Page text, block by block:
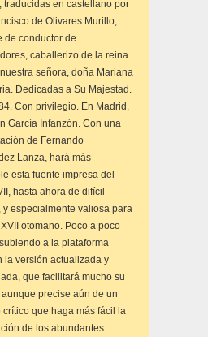
traducidas en castellano por
de Olivares Murillo,
de conductor de
caballerizo de la reina
señora, doña Mariana
Dedicadas a Su Majestad.
Con privilegio. En Madrid,
García Infanzón. Con una
de Fernando
Lanza, hará más
esta fuente impresa del
hasta ahora de difícil
y especialmente valiosa para
otomano. Poco a poco
a la plataforma
la versión actualizada y
que facilitará mucho su
aunque precise aún de un
crítico que haga más fácil la
de los abundantes